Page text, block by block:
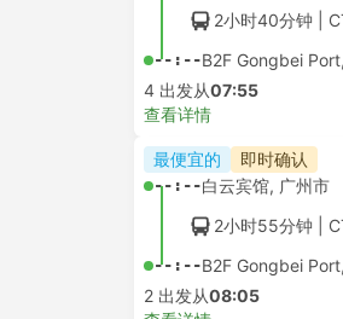
2小时40分钟 |
--:--B2F Gongbei
4 出发从07:55
查看详情
最便宜的 即时确认
--:--白云宾馆, 广州市
2小时55分钟 |
--:--B2F Gongbei
2 出发从08:05